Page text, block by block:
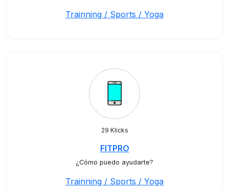
Trainning / Sports / Yoga
29 Klicks
FITPRO
¿Cómo puedo ayudarte?
Trainning / Sports / Yoga